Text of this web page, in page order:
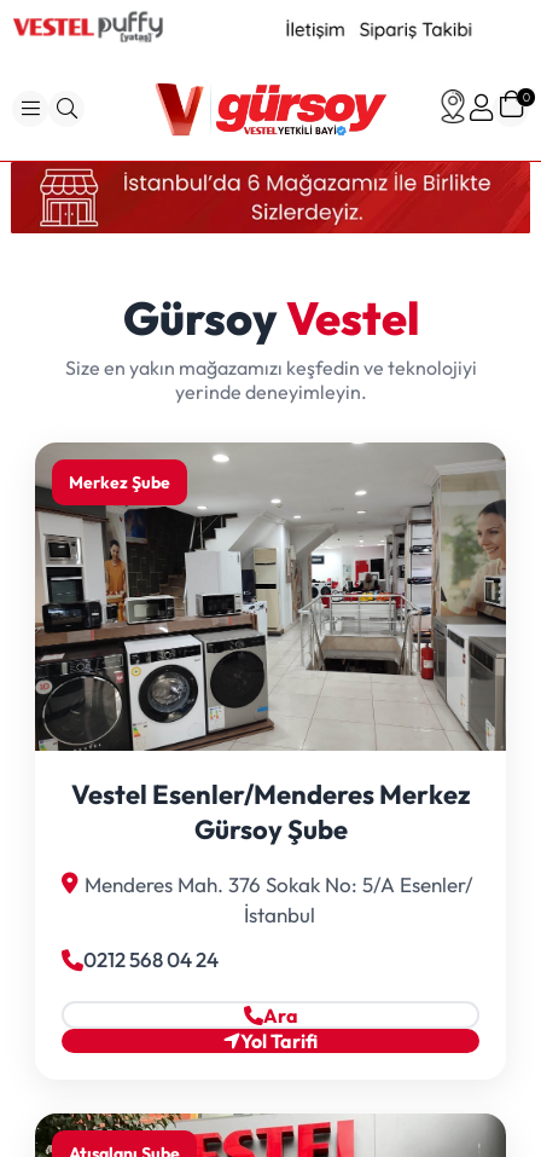
0
GürsoyVestel
Size en yakın mağazamızı keşfedin ve teknolojiyi
yerinde deneyimleyin.
Merkez Şube
Vestel Esenler/Menderes Merkez
Gürsoy Şube
Menderes Mah. 376 Sokak No: 5/A Esenler/
İstanbul
0212 568 04 24
Ara
Yol Tarifi